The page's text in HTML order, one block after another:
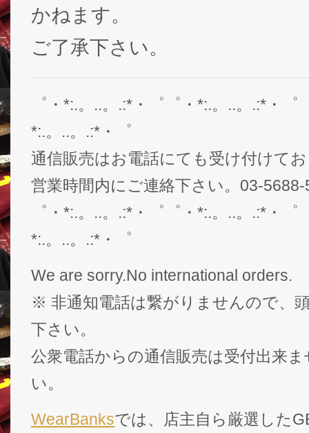
かねます。
ご了承下さい。
゜・*:.。..。.:*・゜゜・*:.。..。.:*・
*:.。..。.:*・゜
通信販売はお電話にても受け付けて
営業時間内にご連絡下さい。03-5688-
゜・*:.。..。.:*・゜゜・*:.。..。.:*・
*:.。..。.:*・゜
We are sorry.No international orders.
※ 非通知電話は繋がりませんので、
下さい。
公衆電話からの通信販売は受付出来
い。
WearBanksでは、店主自ら厳選した